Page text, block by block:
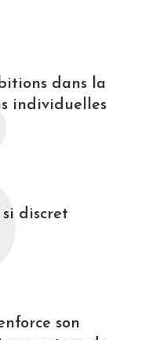
dans la
individuelles
discret
son